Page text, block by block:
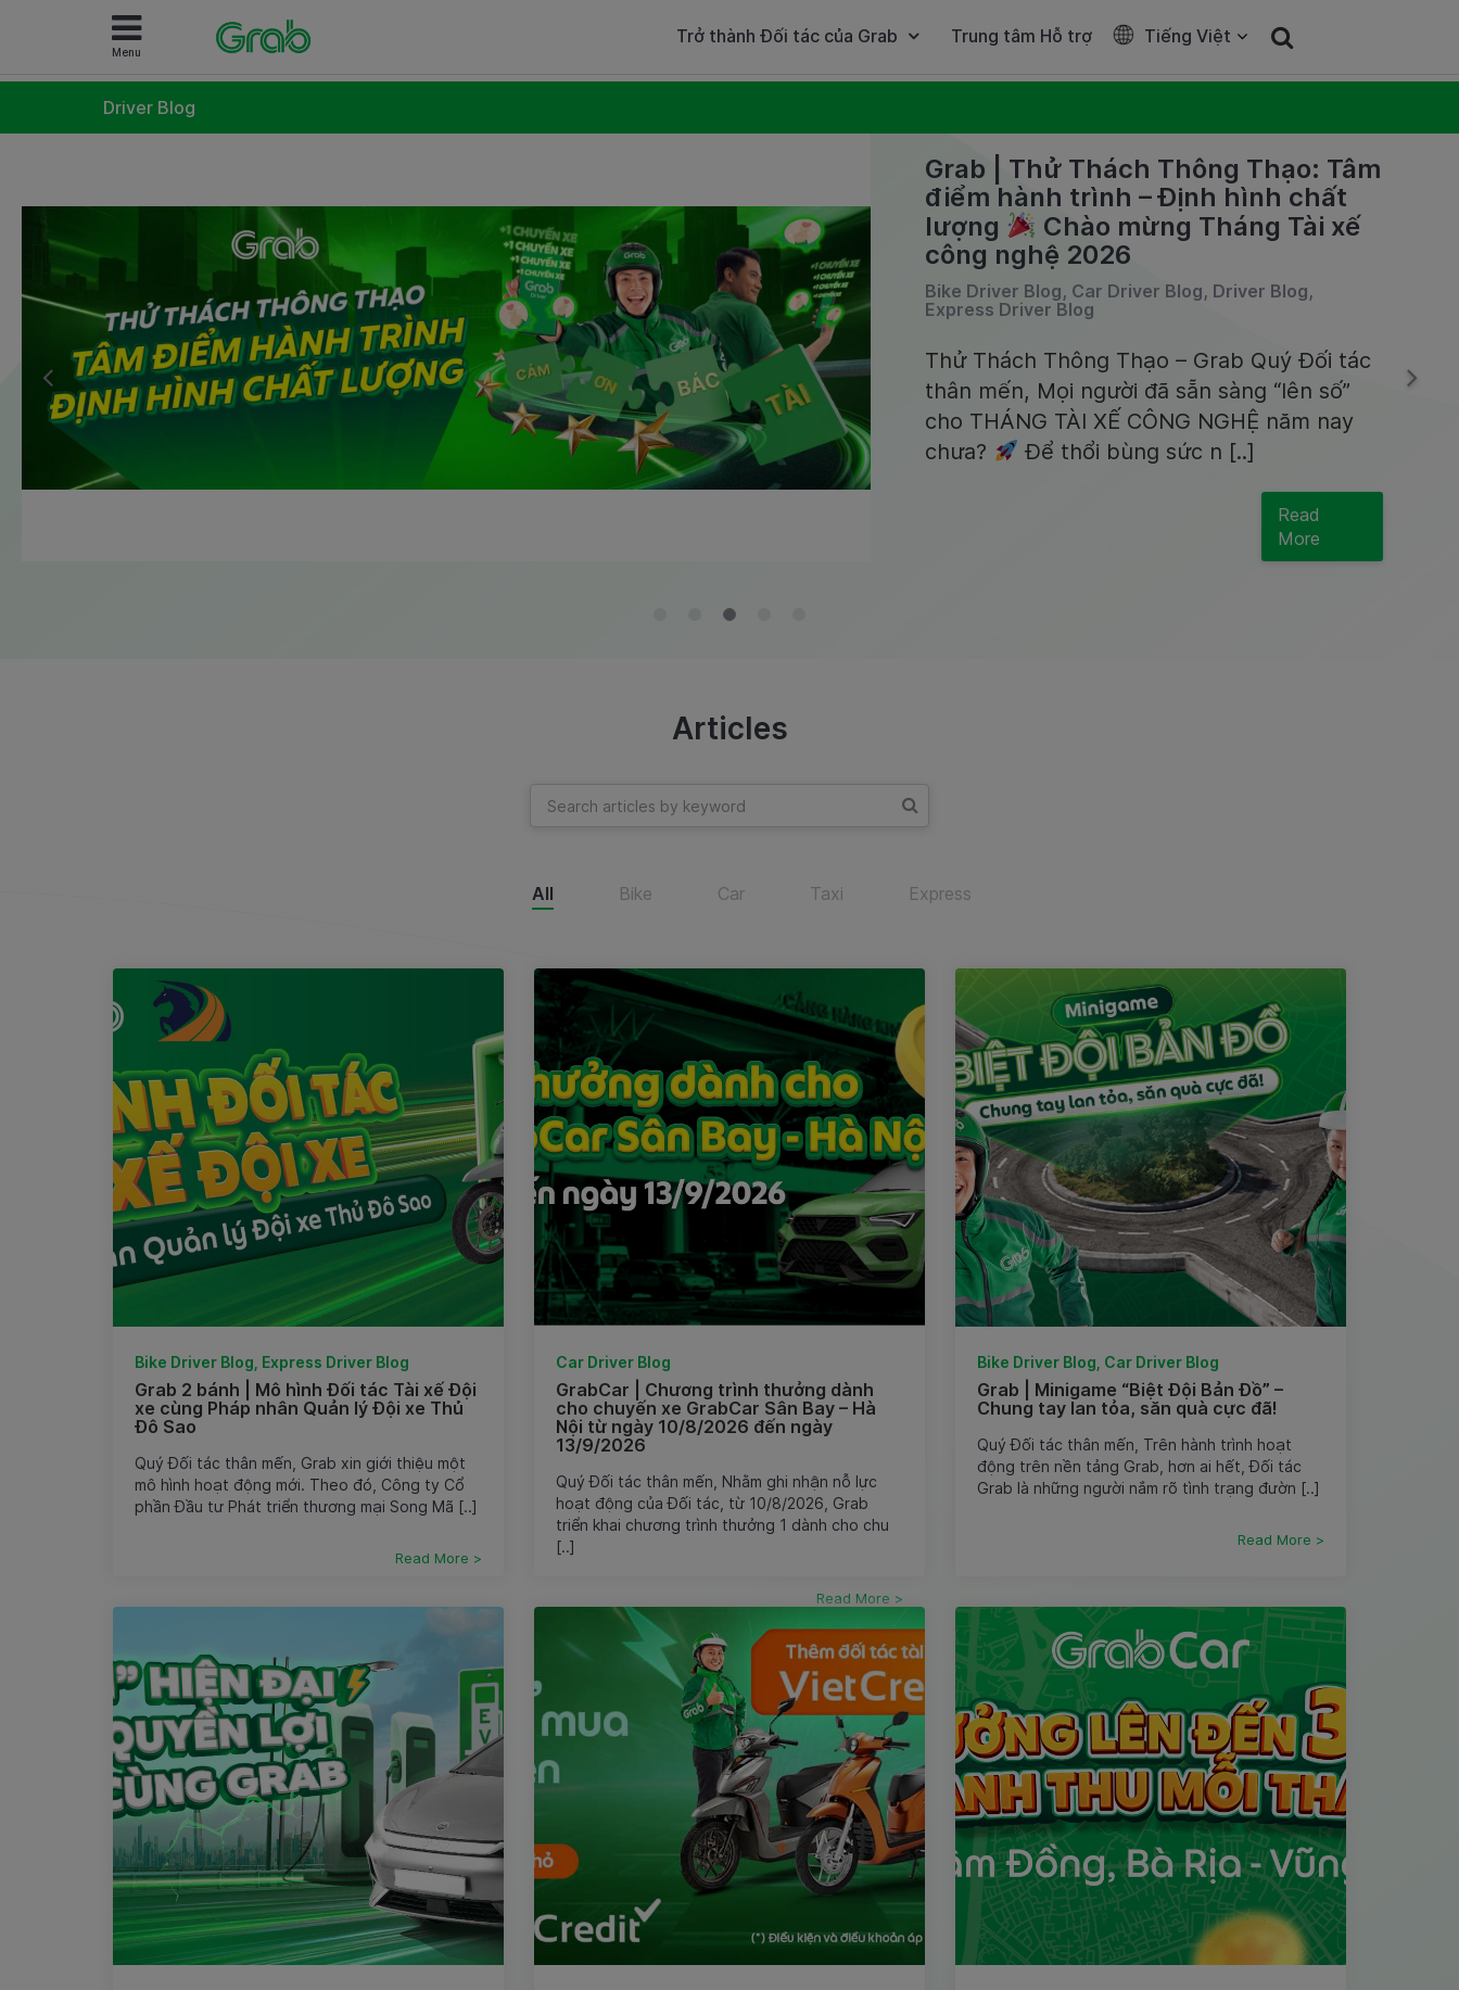
Menu
Trở thành Đối tác của Grab Trung tâm Hỗ trợ Tiếng Việt
Driver Blog
Grab | Thử Thách Thông Thạo: Tâm
điểm hành trình – Định hình chất
lượng
Chào mừng Tháng Tài xế
công nghệ 2026
Bike Driver Blog, Car Driver Blog, Driver Blog,
Express Driver Blog
Thử Thách Thông Thạo – Grab Quý Đối tác
thân mến, Mọi người đã sẵn sàng “lên số”
cho THÁNG TÀI XẾ CÔNG NGHỆ năm nay
chưa?
Để thổi bùng sức n [..]
Read
More
Articles
All Bike Car Taxi Express
Bike Driver Blog, Express Driver Blog
Grab 2 bánh | Mô hình Đối tác Tài xế Đội
xe cùng Pháp nhân Quản lý Đội xe Thủ
Đô Sao
Quý Đối tác thân mến, Grab xin giới thiệu một
mô hình hoạt động mới. Theo đó, Công ty Cổ
phần Đầu tư Phát triển thương mại Song Mã [..]
Read More >
Car Driver Blog
GrabCar | Chương trình thưởng dành
cho chuyến xe GrabCar Sân Bay – Hà
Nội từ ngày 10/8/2026 đến ngày
13/9/2026
Quý Đối tác thân mến, Nhằm ghi nhận nỗ lực
hoạt động của Đối tác, từ 10/8/2026, Grab
triển khai chương trình thưởng 1 dành cho chu
[..]
Read More >
Bike Driver Blog, Car Driver Blog
Grab | Minigame “Biệt Đội Bản Đồ” –
Chung tay lan tỏa, săn quà cực đã!
Quý Đối tác thân mến, Trên hành trình hoạt
động trên nền tảng Grab, hơn ai hết, Đối tác
Grab là những người nắm rõ tình trạng đườn [..]
Read More >